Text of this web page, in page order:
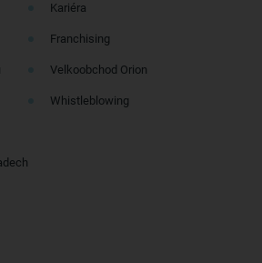
Kariéra
Franchising
Velkoobchod Orion
Whistleblowing